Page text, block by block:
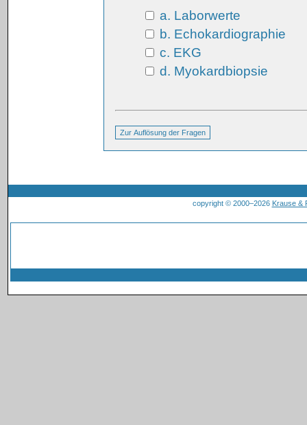
a. Laborwerte
b. Echokardiographie
c. EKG
d. Myokardbiopsie
copyright © 2000–2026 Krause &